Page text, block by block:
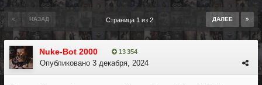
НАЗАД ДАЛЕЕ
Страница 1 из 2
Nuke-Bot 2000 13 354
Опубликовано 3 декабря, 2024